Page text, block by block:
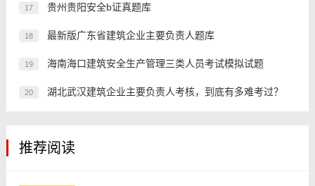
17 贵州贵阳安全b证真题库
18 最新版广东省建筑企业主要负责人题库
19 海南海口建筑安全生产管理三类人员考试模拟试题
20 湖北武汉建筑企业主要负责人考核，到底有多难考过？
推荐阅读